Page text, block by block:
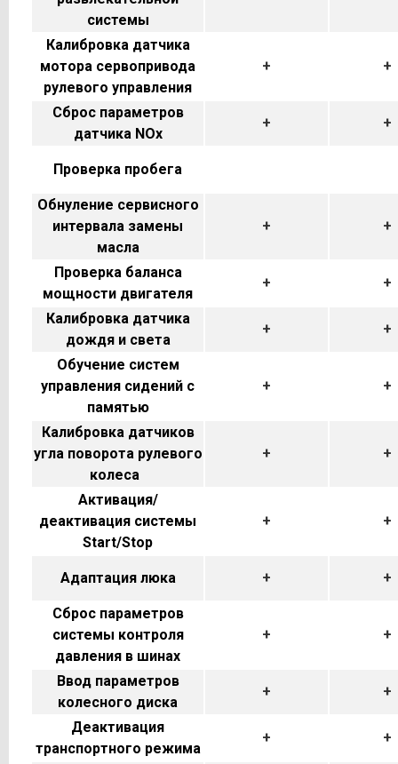
системы
Калибровка датчика
мотора сервопривода
рулевого управления
+ +
Сброс параметров
датчика NOx
+ +
Проверка пробега
Обнуление сервисного
интервала замены
масла
+ +
Проверка баланса
мощности двигателя
+ +
Калибровка датчика
дождя и света
+ +
Обучение систем
управления сидений с
памятью
+ +
Калибровка датчиков
угла поворота рулевого
колеса
+ +
Активация/
деактивация системы
Start/Stop
+ +
Адаптация люка + +
Сброс параметров
системы контроля
давления в шинах
+ +
Ввод параметров
колесного диска
+ +
Деактивация
транспортного режима
+ +